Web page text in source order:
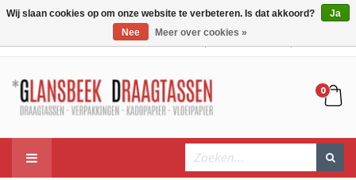
0
Wij slaan cookies op om onze website te verbeteren. Is dat akkoord?
Ja
Nee
Meer over cookies »